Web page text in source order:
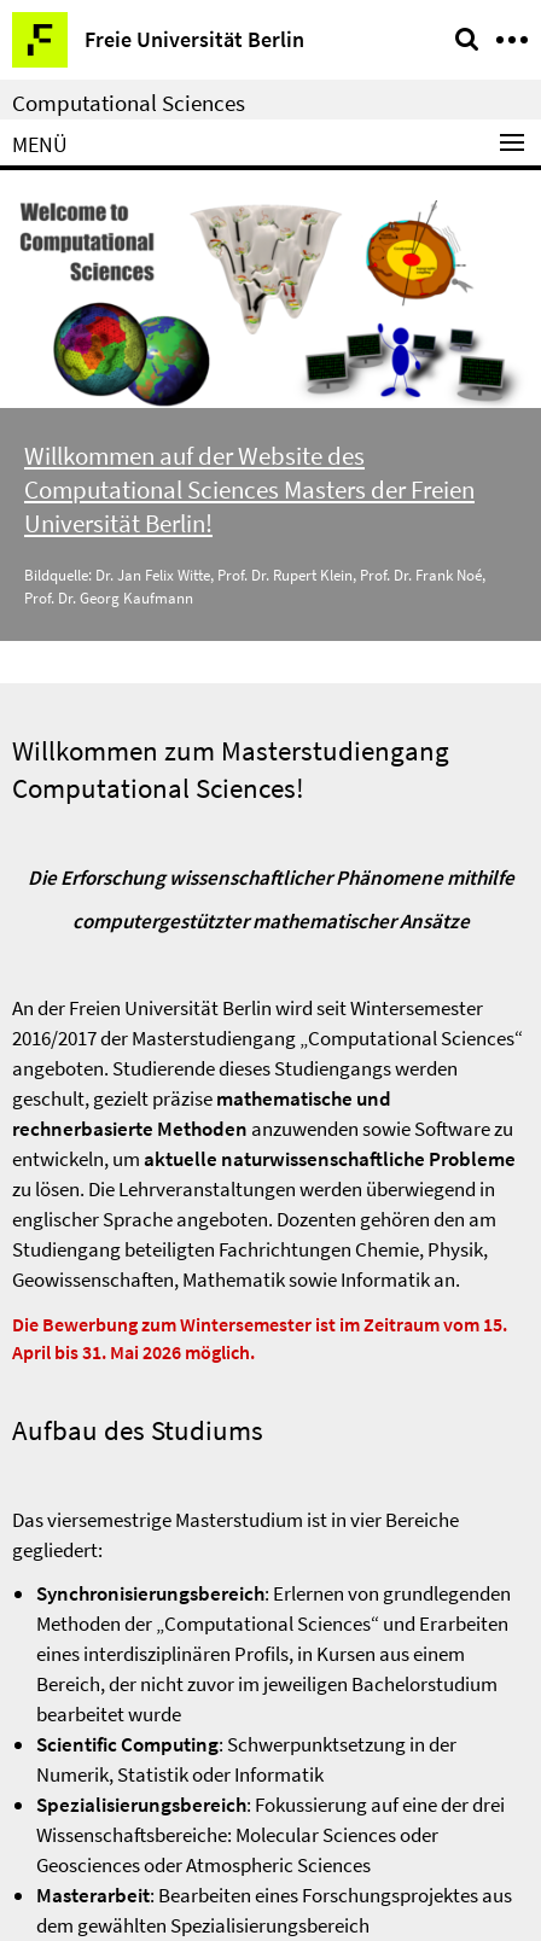
Springe
direkt
zu
Inhalt
Freie Universität Berlin
Service-
Navigation
Computational Sciences
MENÜ
Willkommen auf der Website des
Computational Sciences Masters der Freien
Universität Berlin!
Bildquelle: Dr. Jan Felix Witte, Prof. Dr. Rupert Klein, Prof. Dr. Frank Noé,
Prof. Dr. Georg Kaufmann
Willkommen zum Masterstudiengang
Computational Sciences!
Die Erforschung wissenschaftlicher Phänomene mithilfe
computergestützter mathematischer Ansätze
An der Freien Universität Berlin wird seit Wintersemester
2016/2017 der Masterstudiengang „Computational Sciences“
angeboten. Studierende dieses Studiengangs werden
geschult, gezielt präzisemathematische und
rechnerbasierte Methoden anzuwenden sowie Software zu
entwickeln, umaktuelle naturwissenschaftliche Probleme
zu lösen. Die Lehrveranstaltungen werden überwiegend in
englischer Sprache angeboten. Dozenten gehören den am
Studiengang beteiligten Fachrichtungen Chemie, Physik,
Geowissenschaften, Mathematik sowie Informatik an.
Die Bewerbung zum Wintersemester ist im Zeitraum vom 15.
April bis 31. Mai 2026 möglich.
Aufbau des Studiums
Das viersemestrige Masterstudium ist in vier Bereiche
gegliedert:
Synchronisierungsbereich: Erlernen von grundlegenden
Methoden der „Computational Sciences“ und Erarbeiten
eines interdisziplinären Profils, in Kursen aus einem
Bereich, der nicht zuvor im jeweiligen Bachelorstudium
bearbeitet wurde
Scientific Computing: Schwerpunktsetzung in der
Numerik, Statistik oder Informatik
Spezialisierungsbereich: Fokussierung auf eine der drei
Wissenschaftsbereiche: Molecular Sciences oder
Geosciences oder Atmospheric Sciences
Masterarbeit: Bearbeiten eines Forschungsprojektes aus
dem gewählten Spezialisierungsbereich